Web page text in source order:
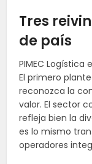
Tres
de país
PIMEC
El primero
reconozca la
valor. El sector
refleja bien la
es lo mismo
operadores